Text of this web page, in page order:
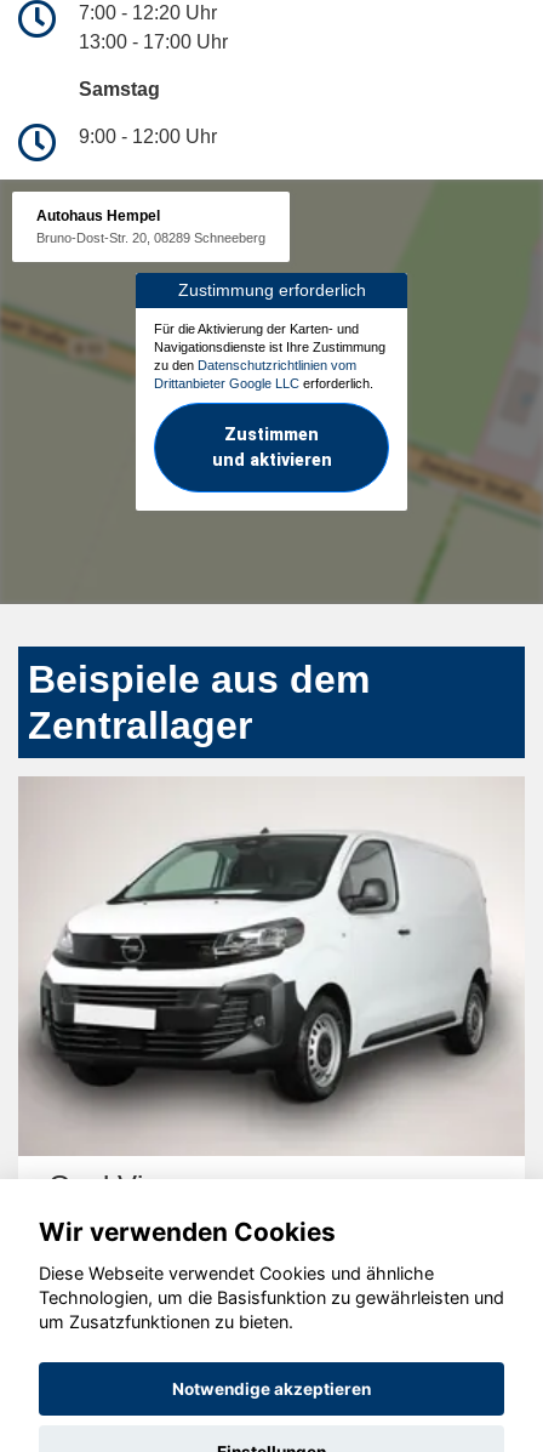
7:00 - 12:20 Uhr
13:00 - 17:00 Uhr
Samstag
9:00 - 12:00 Uhr
Autohaus Hempel
Bruno-Dost-Str. 20, 08289 Schneeberg
Zustimmung erforderlich
Für die Aktivierung der Karten- und
Navigationsdienste ist Ihre Zustimmung
zu den Datenschutzrichtlinien vom
Drittanbieter Google LLC erforderlich.
Zustimmen
und aktivieren
Beispiele aus dem
Zentrallager
Opel Vivaro
© konjunkturmotor.de GmbH 2020 - 2026
Wir verwenden Cookies
Diese Webseite verwendet Cookies und ähnliche
Technologien, um die Basisfunktion zu gewährleisten und
um Zusatzfunktionen zu bieten.
Notwendige akzeptieren